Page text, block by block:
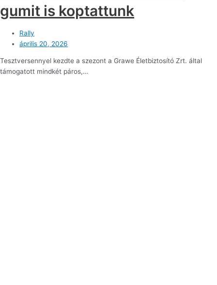
gumit is koptattunk
Rally
április 20, 2026
Tesztversennyel kezdte a szezont a Grawe Életbiztosító Zrt. által
támogatott mindkét páros,…